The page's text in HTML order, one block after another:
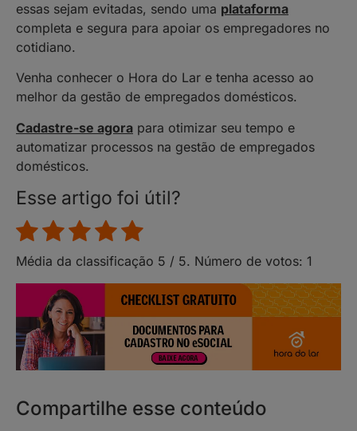
essas sejam evitadas, sendo uma plataforma
completa e segura para apoiar os empregadores no
cotidiano.
Venha conhecer o Hora do Lar e tenha acesso ao
melhor da gestão de empregados domésticos.
Cadastre-se agora para otimizar seu tempo e
automatizar processos na gestão de empregados
domésticos.
Esse artigo foi útil?
Média da classificação 5 / 5. Número de votos: 1
Compartilhe esse conteúdo